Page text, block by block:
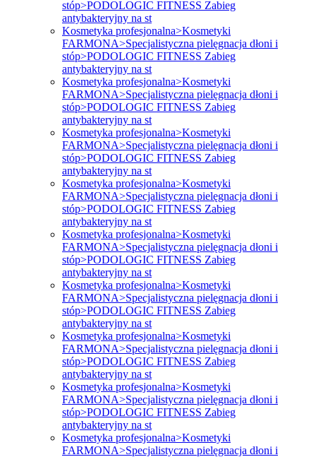
stóp>PODOLOGIC FITNESS Zabieg
antybakteryjny na st
Kosmetyka profesjonalna>Kosmetyki
FARMONA>Specjalistyczna pielęgnacja dłoni i
stóp>PODOLOGIC FITNESS Zabieg
antybakteryjny na st
Kosmetyka profesjonalna>Kosmetyki
FARMONA>Specjalistyczna pielęgnacja dłoni i
stóp>PODOLOGIC FITNESS Zabieg
antybakteryjny na st
Kosmetyka profesjonalna>Kosmetyki
FARMONA>Specjalistyczna pielęgnacja dłoni i
stóp>PODOLOGIC FITNESS Zabieg
antybakteryjny na st
Kosmetyka profesjonalna>Kosmetyki
FARMONA>Specjalistyczna pielęgnacja dłoni i
stóp>PODOLOGIC FITNESS Zabieg
antybakteryjny na st
Kosmetyka profesjonalna>Kosmetyki
FARMONA>Specjalistyczna pielęgnacja dłoni i
stóp>PODOLOGIC FITNESS Zabieg
antybakteryjny na st
Kosmetyka profesjonalna>Kosmetyki
FARMONA>Specjalistyczna pielęgnacja dłoni i
stóp>PODOLOGIC FITNESS Zabieg
antybakteryjny na st
Kosmetyka profesjonalna>Kosmetyki
FARMONA>Specjalistyczna pielęgnacja dłoni i
stóp>PODOLOGIC FITNESS Zabieg
antybakteryjny na st
Kosmetyka profesjonalna>Kosmetyki
FARMONA>Specjalistyczna pielęgnacja dłoni i
stóp>PODOLOGIC FITNESS Zabieg
antybakteryjny na st
Kosmetyka profesjonalna>Kosmetyki
FARMONA>Specjalistyczna pielęgnacja dłoni i